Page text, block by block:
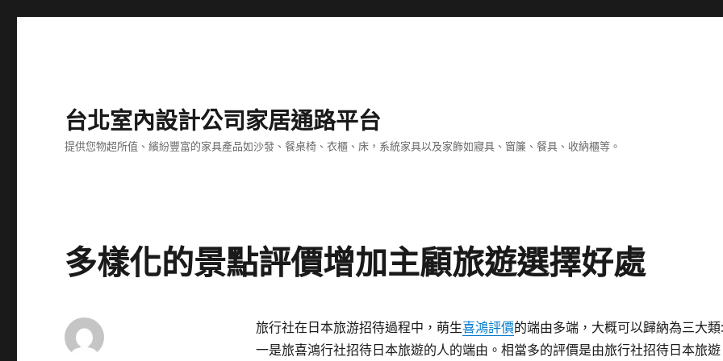
台北室內設計公司家居通路平台
提供您物超所值、繽紛豐富的家具產品如沙發、餐桌椅、衣櫃、床，系統家具以及家飾如寢具、窗簾、餐具、收納櫃等。
多樣化的景點評價增加主顧旅遊選擇好處
旅行社在日本旅游招待過程中，萌生喜鴻評價的端由多端，大概可以歸納為三大類:
一是旅喜鴻行社招待日本旅遊的人的端由。相當多的評價是由旅行社招待日本旅遊